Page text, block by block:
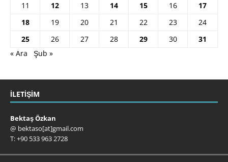
11
12 13 14 15 16
17
18
19 20 21 22 23
24
25
26 27 28 29 30
31
« Ara
Şub »
İLETIŞIM
Bektaş Özkan
@ bektaso[at]gmail.com
T: +90 533 963 2728